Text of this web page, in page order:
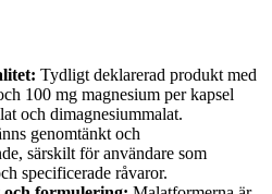
Tydligt deklarerad produkt med
100 mg magnesium per kapsel
och dimagnesiummalat.
genomtänkt och
särskilt för användare som
specificerade råvaror.